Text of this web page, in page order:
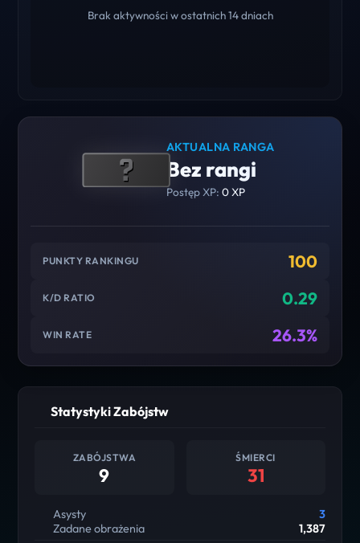
Brak aktywności w ostatnich 14 dniach
AKTUALNA RANGA
Bez rangi
Postęp XP: 0 XP
PUNKTY RANKINGU 100
K/D RATIO 0.29
WIN RATE 26.3%
Statystyki Zabójstw
ZABÓJSTWA
9
ŚMIERCI
31
Asysty
3
Zadane obrażenia
1,387